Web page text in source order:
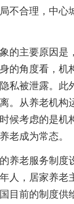
不合理，中心
主要原因是
的角度看，机
私被泄露。此
。从养老机构
候考虑的是
老成为常态。
老服务制度
人，居家养老
目前的制度